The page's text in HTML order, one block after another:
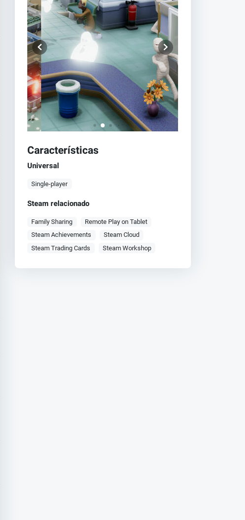
Características
Universal
Single-player
Steam relacionado
Family Sharing
Remote Play on Tablet
Steam Achievements
Steam Cloud
Steam Trading Cards
Steam Workshop